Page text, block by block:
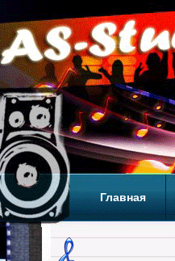
Главная